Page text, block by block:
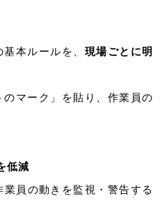
本ルールを、 現場ごとに明
のマーク」を貼り、作業員の
低減
業員の動きを監視・警告する